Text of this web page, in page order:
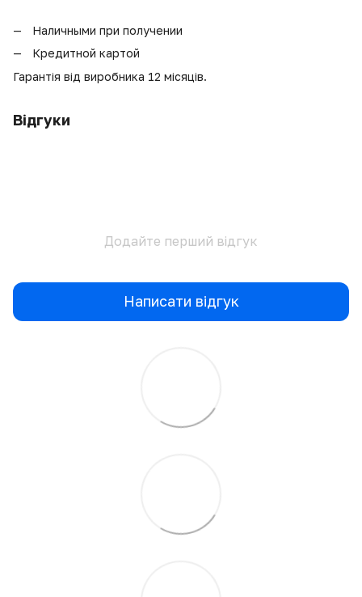
Наличными при получении
Кредитной картой
Гарантія від виробника 12 місяців.
Відгуки
Додайте перший відгук
Написати відгук